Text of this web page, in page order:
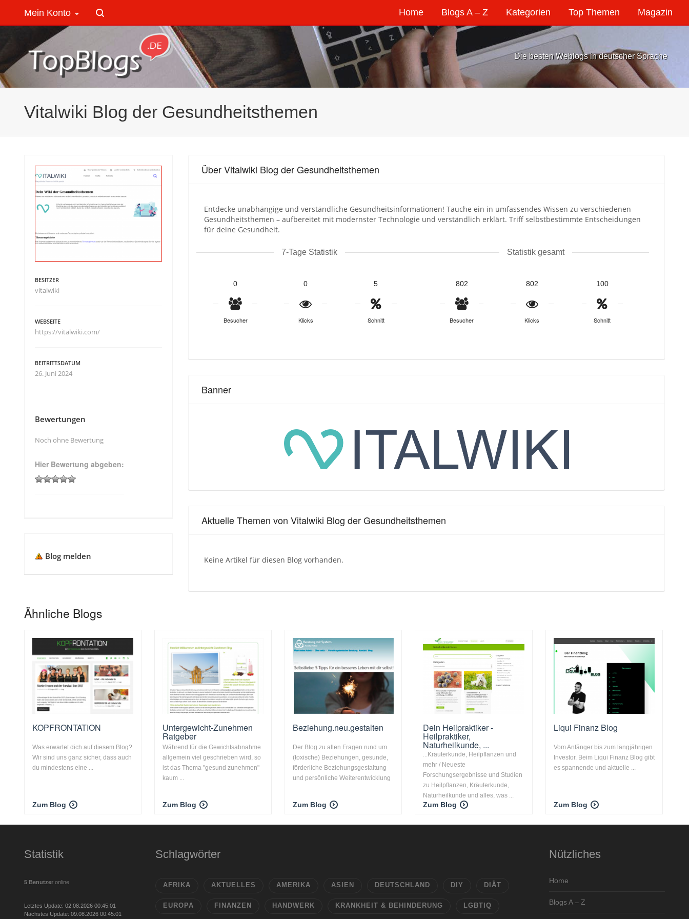
Home Blogs A – Z Kategorien Top Themen Magazin
Mein Konto
Die besten Weblogs in deutscher Sprache
Vitalwiki Blog der Gesundheitsthemen
Über Vitalwiki Blog der Gesundheitsthemen
Entdecke unabhängige und verständliche Gesundheitsinformationen! Tauche ein in umfassendes Wissen zu verschiedenen
Gesundheitsthemen – aufbereitet mit modernster Technologie und verständlich erklärt. Triff selbstbestimmte Entscheidungen
für deine Gesundheit.
7-Tage Statistik
0
Besucher
0
Klicks
5
Schnitt
Statistik gesamt
802
Besucher
802
Klicks
100
Schnitt
Banner
Aktuelle Themen von Vitalwiki Blog der Gesundheitsthemen
Keine Artikel für diesen Blog vorhanden.
BESITZER
vitalwiki
WEBSEITE
https://vitalwiki.com/
BEITRITTSDATUM
26. Juni 2024
Bewertungen
Noch ohne Bewertung
Hier Bewertung abgeben:
Blog melden
Ähnliche Blogs
KOPFRONTATION
Was erwartet dich auf diesem Blog?
Wir sind uns ganz sicher, dass auch
du mindestens eine ...
Zum Blog
Untergewicht-Zunehmen
Ratgeber
Während für die Gewichtsabnahme
allgemein viel geschrieben wird, so
ist das Thema "gesund zunehmen"
kaum ...
Zum Blog
Beziehung.neu.gestalten
Der Blog zu allen Fragen rund um
(toxische) Beziehungen, gesunde,
förderliche Beziehungsgestaltung
und persönliche Weiterentwicklung
Zum Blog
Dein Heilpraktiker -
Heilpraktiker,
Naturheilkunde, ...
...Kräuterkunde, Heilpflanzen und
mehr / Neueste
Forschungsergebnisse und Studien
zu Heilpflanzen, Kräuterkunde,
Naturheilkunde und alles, was ...
Zum Blog
Liqui Finanz Blog
Vom Anfänger bis zum längjährigen
Investor. Beim Liqui Finanz Blog gibt
es spannende und aktuelle ...
Zum Blog
Statistik
5 Benutzer online
Letztes Update: 02.08.2026 00:45:01
Nächstes Update: 09.08.2026 00:45:01
Schlagwörter
AFRIKA AKTUELLES AMERIKA ASIEN DEUTSCHLAND DIY DIÄT
EUROPA FINANZEN HANDWERK KRANKHEIT & BEHINDERUNG LGBTIQ
Nützliches
Home
Blogs A – Z